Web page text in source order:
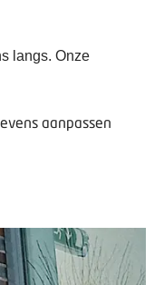
langs. Onze
aanpassen